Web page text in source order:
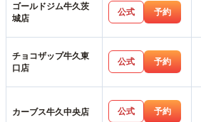
ゴールドジム牛久茨
城店
公式 予約
チョコザップ牛久東
口店
公式 予約
カーブス牛久中央店 公式 予約